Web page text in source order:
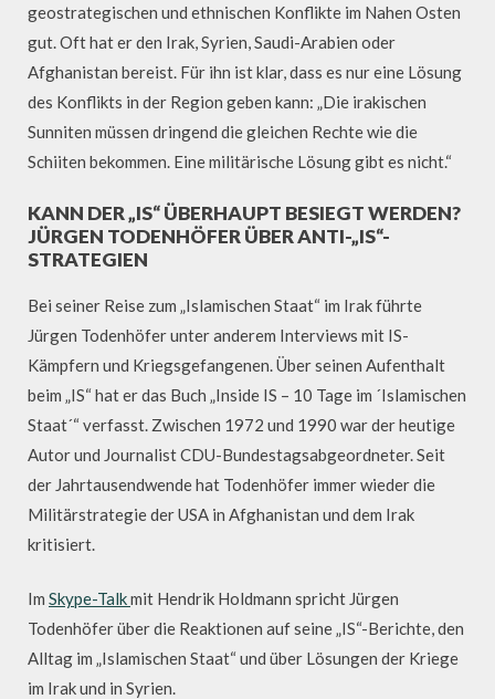
geostrategischen und ethnischen Konflikte im Nahen Osten
gut. Oft hat er den Irak, Syrien, Saudi-Arabien oder
Afghanistan bereist. Für ihn ist klar, dass es nur eine Lösung
des Konflikts in der Region geben kann: „Die irakischen
Sunniten müssen dringend die gleichen Rechte wie die
Schiiten bekommen. Eine militärische Lösung gibt es nicht.“
KANN DER „IS“ ÜBERHAUPT BESIEGT WERDEN?
JÜRGEN TODENHÖFER ÜBER ANTI-„IS“-
STRATEGIEN
Bei seiner Reise zum „Islamischen Staat“ im Irak führte
Jürgen Todenhöfer unter anderem Interviews mit IS-
Kämpfern und Kriegsgefangenen. Über seinen Aufenthalt
beim „IS“ hat er das Buch „Inside IS – 10 Tage im ´Islamischen
Staat´“ verfasst. Zwischen 1972 und 1990 war der heutige
Autor und Journalist CDU-Bundestagsabgeordneter. Seit
der Jahrtausendwende hat Todenhöfer immer wieder die
Militärstrategie der USA in Afghanistan und dem Irak
kritisiert.
Im Skype-Talkmit Hendrik Holdmann spricht Jürgen
Todenhöfer über die Reaktionen auf seine „IS“-Berichte, den
Alltag im „Islamischen Staat“ und über Lösungen der Kriege
im Irak und in Syrien.